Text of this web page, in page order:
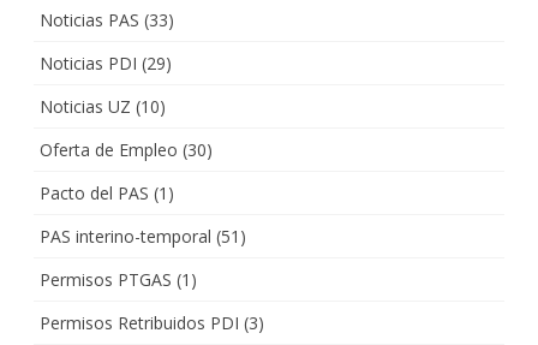
Noticias PAS (33)
Noticias PDI (29)
Noticias UZ (10)
Oferta de Empleo (30)
Pacto del PAS (1)
PAS interino-temporal (51)
Permisos PTGAS (1)
Permisos Retribuidos PDI (3)